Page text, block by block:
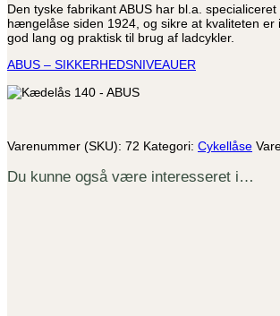
Den tyske fabrikant ABUS har bl.a.
hængelåse siden 1924, og sikre at kvaliteten er
god lang og praktisk til brug af ladcykler.
ABUS – SIKKERHEDSNIVEAUER
Varenummer (SKU): 72 Kategori: Cykellåse
Du kunne også være interesseret i…